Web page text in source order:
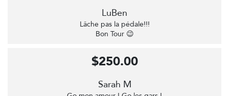
LuBen
Lâche pas la pédale!!!
Bon Tour 😉
Sarah M
$250.00